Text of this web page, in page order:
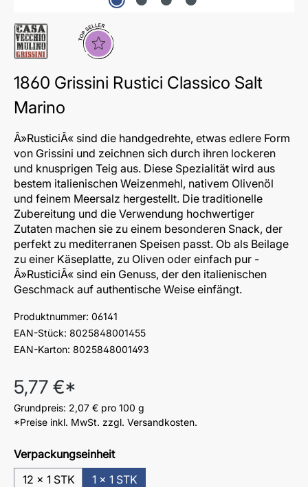
Topseller
1860 Grissini Rustici Classico Salt
Marino
Â»RusticiÂ« sind die handgedrehte, etwas edlere Form
von Grissini und zeichnen sich durch ihren lockeren
und knusprigen Teig aus. Diese Spezialität wird aus
bestem italienischen Weizenmehl, nativem Olivenöl
und feinem Meersalz hergestellt. Die traditionelle
Zubereitung und die Verwendung hochwertiger
Zutaten machen sie zu einem besonderen Snack, der
perfekt zu mediterranen Speisen passt. Ob als Beilage
zu einer Käseplatte, zu Oliven oder einfach pur -
Â»RusticiÂ« sind ein Genuss, der den italienischen
Geschmack auf authentische Weise einfängt.
Produktnummer: 06141
EAN-Stück: 8025848001455
EAN-Karton: 8025848001493
Regulärer Preis:
5,77 €*
Grundpreis: 2,07 € pro 100 g
*Preise inkl. MwSt. zzgl. Versandkosten.
Verpackungseinheit
12 x 1 STK
1 x 1 STK